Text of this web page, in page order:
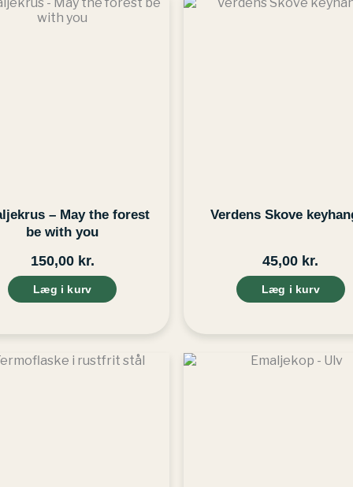
– May the forest
be with you
150,00 kr.
Læg i kurv
Verdens Skove
45,00 kr.
Læg i kurv